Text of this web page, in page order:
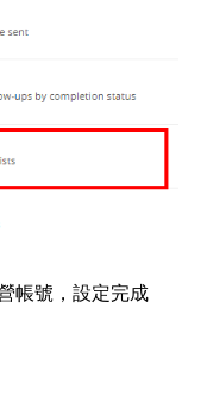
帳號，設定完成